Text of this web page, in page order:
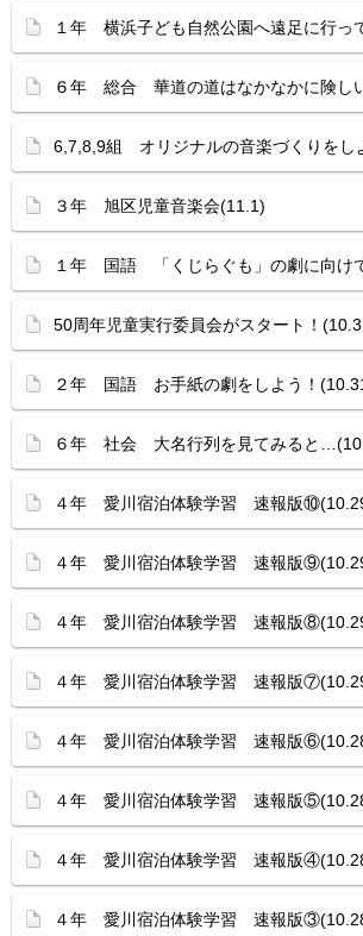
１年 横浜子ども自然公園へ遠足に行っ
６年 総合 華道の道はなかなかに険し
6,7,8,9組 オリジナルの音楽づくりをし
３年 旭区児童音楽会(11.1)
１年 国語 「くじらぐも」の劇に向け
50周年児童実行委員会がスタート！
２年 国語 お手紙の劇をしよう！
６年 社会 大名行列を見てみると
４年 愛川宿泊体験学習 速報版
４年 愛川宿泊体験学習 速報版
４年 愛川宿泊体験学習 速報版
４年 愛川宿泊体験学習 速報版
４年 愛川宿泊体験学習 速報版
４年 愛川宿泊体験学習 速報版
４年 愛川宿泊体験学習 速報版
４年 愛川宿泊体験学習 速報版